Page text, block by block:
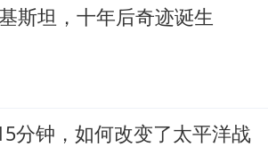
斯坦，十年后奇迹诞生
分钟，如何改变了太平洋战